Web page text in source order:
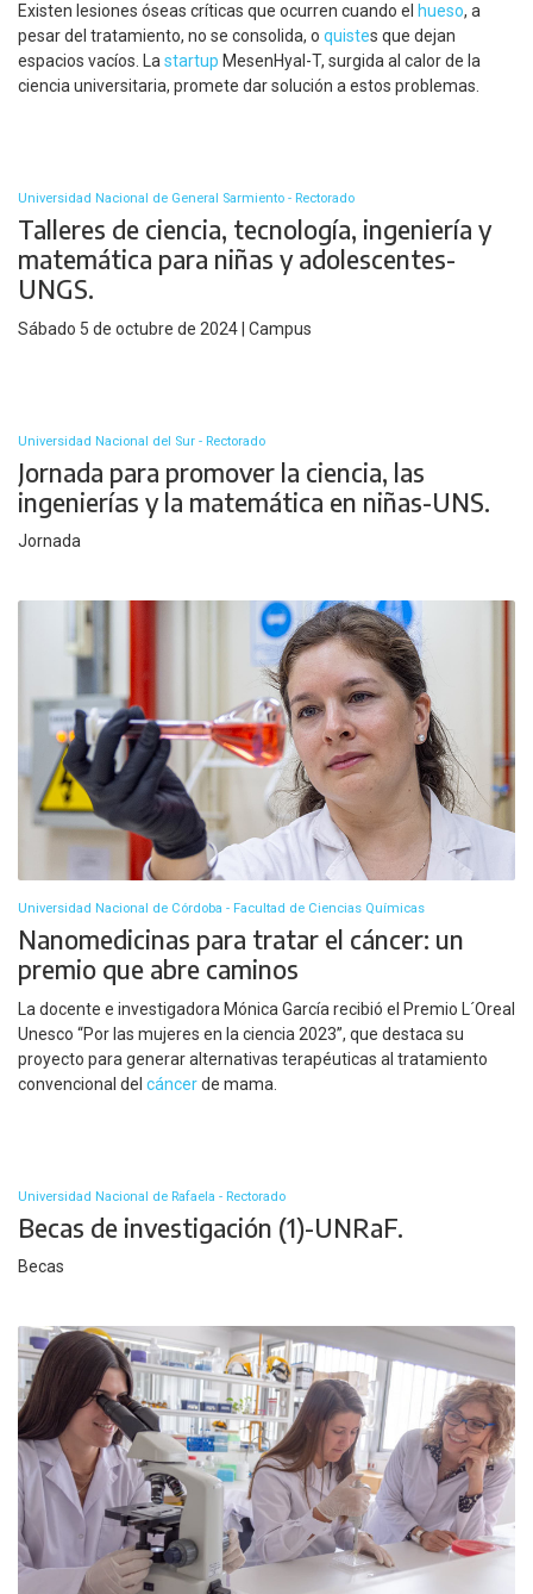
Existen lesiones óseas críticas que ocurren cuando el hueso, a
pesar del tratamiento, no se consolida, o quistes que dejan
espacios vacíos. Lastartup MesenHyal-T, surgida al calor de la
ciencia universitaria, promete dar solución a estos problemas.
Universidad Nacional de General Sarmiento - Rectorado
Talleres de ciencia, tecnología, ingeniería y
matemática para niñas y adolescentes-
UNGS.
Sábado 5 de octubre de 2024 | Campus
Universidad Nacional del Sur - Rectorado
Jornada para promover la ciencia, las
ingenierías y la matemática en niñas-UNS.
Jornada
Universidad Nacional de Córdoba - Facultad de Ciencias Químicas
Nanomedicinas para tratar el cáncer: un
premio que abre caminos
La docente e investigadora Mónica García recibió el Premio L´Oreal
Unesco “Por las mujeres en la ciencia 2023”, que destaca su
proyecto para generar alternativas terapéuticas al tratamiento
convencional del cáncerde mama.
Universidad Nacional de Rafaela - Rectorado
Becas de investigación (1)-UNRaF.
Becas